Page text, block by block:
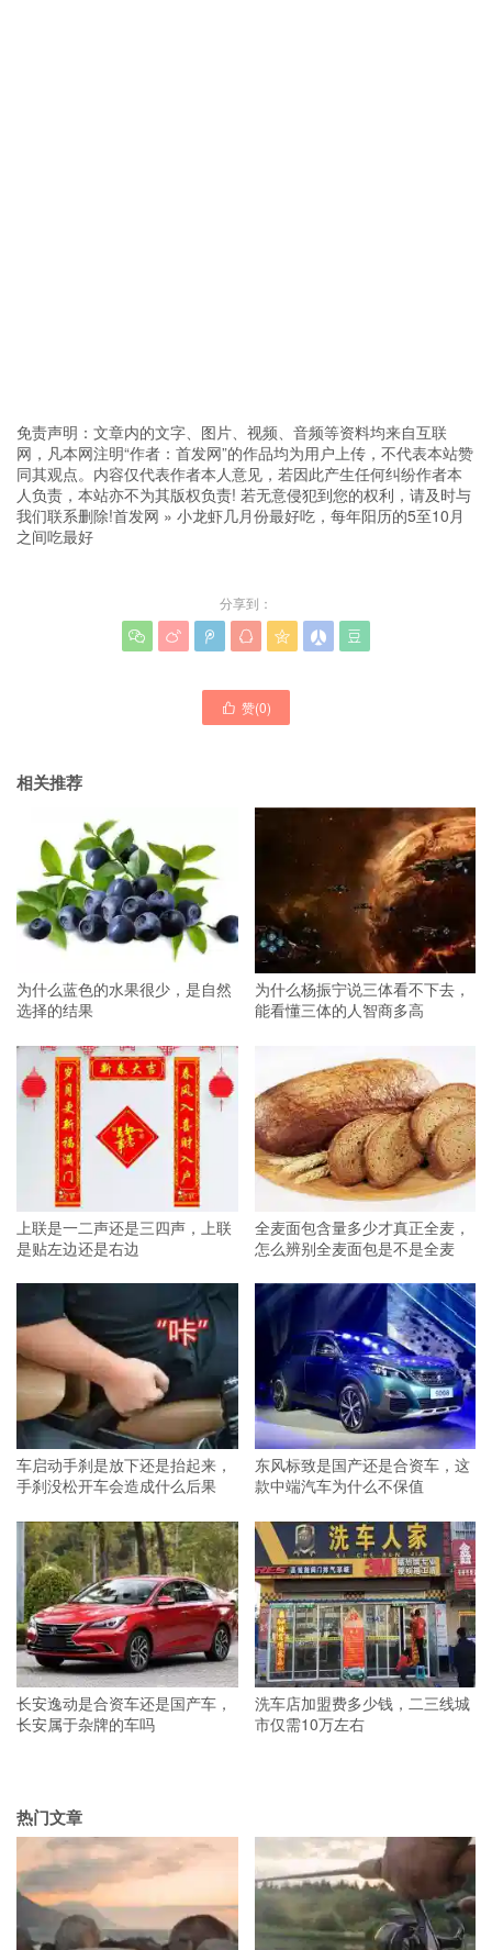
免责声明：文章内的文字、图片、视频、音频等资料均来自互联
网，凡本网注明“作者：首发网”的作品均为用户上传，不代表本站赞
同其观点。内容仅代表作者本人意见，若因此产生任何纠纷作者本
人负责，本站亦不为其版权负责! 若无意侵犯到您的权利，请及时与
我们联系删除!首发网 » 小龙虾几月份最好吃，每年阳历的5至10月
之间吃最好
分享到：
      
 赞(0)
相关推荐
为什么蓝色的水果很少，是自然
选择的结果
为什么杨振宁说三体看不下去，
能看懂三体的人智商多高
上联是一二声还是三四声，上联
是贴左边还是右边
全麦面包含量多少才真正全麦，
怎么辨别全麦面包是不是全麦
车启动手刹是放下还是抬起来，
手刹没松开车会造成什么后果
东风标致是国产还是合资车，这
款中端汽车为什么不保值
长安逸动是合资车还是国产车，
长安属于杂牌的车吗
洗车店加盟费多少钱，二三线城
市仅需10万左右
热门文章